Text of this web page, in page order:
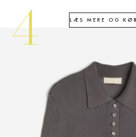
LÆS MERE OG
4